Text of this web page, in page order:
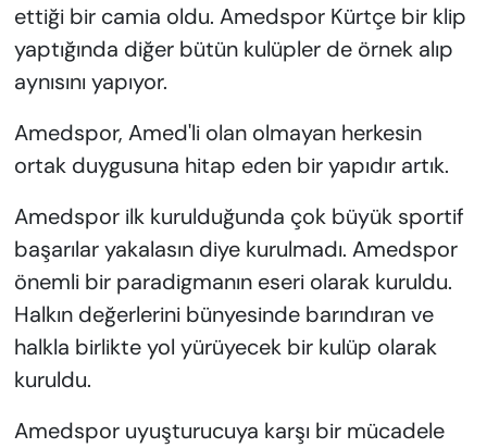
ettiği bir camia oldu. Amedspor Kürtçe bir klip
yaptığında diğer bütün kulüpler de örnek alıp
aynısını yapıyor.
Amedspor, Amed'li olan olmayan herkesin
ortak duygusuna hitap eden bir yapıdır artık.
Amedspor ilk kurulduğunda çok büyük sportif
başarılar yakalasın diye kurulmadı. Amedspor
önemli bir paradigmanın eseri olarak kuruldu.
Halkın değerlerini bünyesinde barındıran ve
halkla birlikte yol yürüyecek bir kulüp olarak
kuruldu.
Amedspor uyuşturucuya karşı bir mücadele